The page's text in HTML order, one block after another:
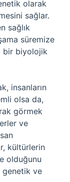
olarak
sağlar.
sağlık
süremize
bir biyolojik
insanların
olsa da,
görmek
ve
kültürlerin
olduğunu
genetik ve